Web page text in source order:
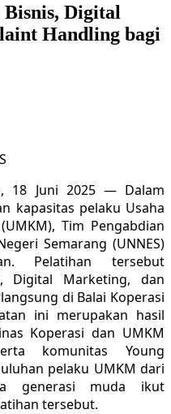
Digital
Handling bagi
18 Juni 2025 — Dalam
kapasitas pelaku Usaha
Tim Pengabdian
Semarang (UNNES)
Pelatihan tersebut
Digital Marketing, dan
di Balai Koperasi
ini merupakan hasil
Koperasi dan UMKM
komunitas Young
pelaku UMKM dari
generasi muda ikut
tersebut.